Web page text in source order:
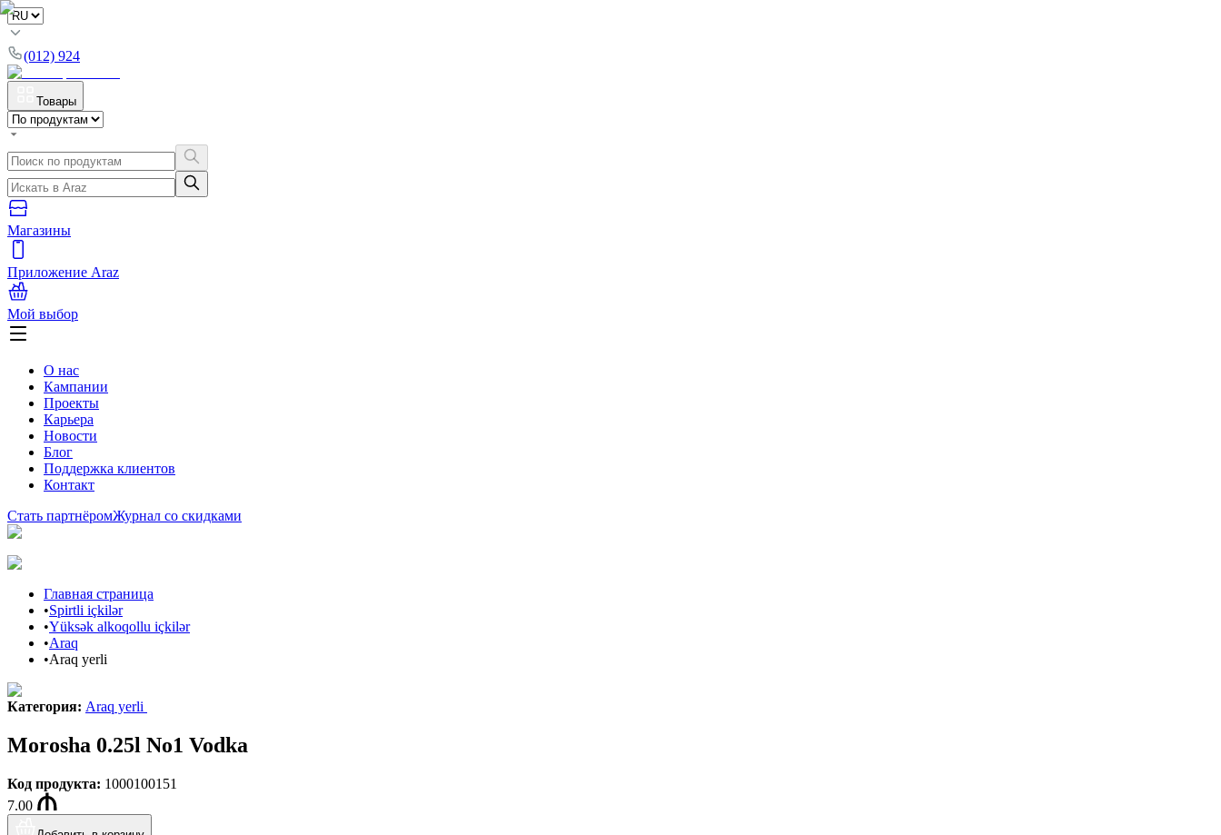
(012) 924
Товары
Магазины
Приложение Araz
Мой выбор
О нас
Кампании
Проекты
Карьера
Новости
Блог
Поддержка клиентов
Контакт
Стать партнёромЖурнал со скидками
Главная страница
•Spirtli içkilər
•Yüksək alkoqollu içkilər
•Araq
•Araq yerli
Категория: Araq yerli
Morosha 0.25l No1 Vodka
Код продукта: 1000100151
7.00